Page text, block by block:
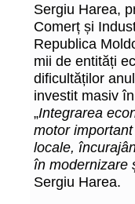
Sergiu Harea,
Comerț și
Republica
mii de entități
dificultăților
investit masiv
„Integrarea
motor
locale,
în modernizare
Sergiu Harea.